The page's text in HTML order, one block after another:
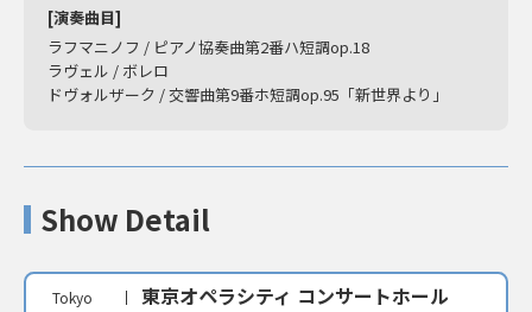
[演奏曲目]
ラフマニノフ / ピアノ協奏曲第2番ハ短調op.18
ラヴェル / ボレロ
ドヴォルザーク / 交響曲第9番ホ短調op.95「新世界より」
Show Detail
Tokyo 東京オペラシティ コンサートホール